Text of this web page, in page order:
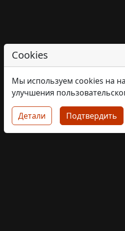
Cookies
Мы используем cookies на
улучшения
Детали Подтвердить